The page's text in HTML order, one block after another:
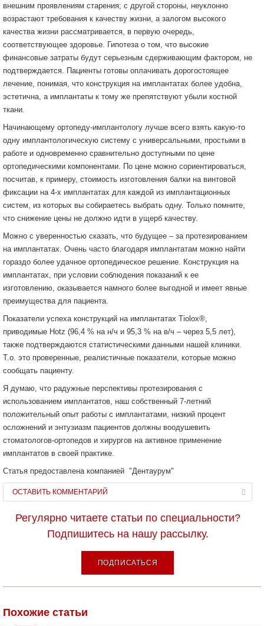
внешним проявлениям старения; с другой стороны, неуклонно
возрастают требования к качеству жизни, а залогом высокого
качества жизни рассматривается, в первую очередь,
соответствующее здоровье. Гипотеза о том, что высокие
финансовые затраты будут серьезным сдерживающим фактором, не
подтверждается. Пациенты готовы оплачивать дорогостоящее
лечение, понимая, что конструкция на имплантатах более удобна,
эстетична, а имплантаты к тому же препятствуют убыли костной
ткани.
Начинающему ортопеду-имплантологу лучше всего взять какую-то
одну имплантологическую систему с универсальными, простыми в
работе и одновременно сравнительно доступными по цене
ортопедическими компонентами. По цене можно сориентироваться,
посчитав, к примеру, стоимость изготовления балки на винтовой
фиксации на 4-х имплантатах для каждой из имплантационных
систем, из которых вы собираетесь выбрать одну. Только помните,
что снижение цены не должно идти в ущерб качеству.
Можно с уверенностью сказать, что будущее – за протезированием
на имплантатах. Очень часто благодаря имплантатам можно найти
гораздо более удачное ортопедическое решение. Конструкция на
имплантатах, при условии соблюдения показаний к ее
изготовлению, оказывается намного более выгодной и имеет явные
преимущества для пациента.
Показатели успеха конструкций на имплантатах Tiolox®,
приводимые Hotz (96,4 % на н/ч и 95,3 % на в/ч – через 5,5 лет),
также подтверждаются статистическими данными нашей клиники.
Т.о. это проверенные, реалистичные показатели, которые можно
сообщать пациенту.
Я думаю, что радужные перспективы протезирования с
использованием имплантатов, наш собственный 7-летний
положительный опыт работы с имплантатами, низкий процент
осложнений и энтузиазм пациентов должны воодушевить
стоматологов-ортопедов и хирургов на активное применение
имплантатов в своей практике.
Статья предоставлена компанией "Дентаурум"
ОСТАВИТЬ КОММЕНТАРИЙ
Регулярно читаете статьи по специальности?
Подпишитесь на нашу рассылку.
ПОДПИСАТЬСЯ
Похожие статьи